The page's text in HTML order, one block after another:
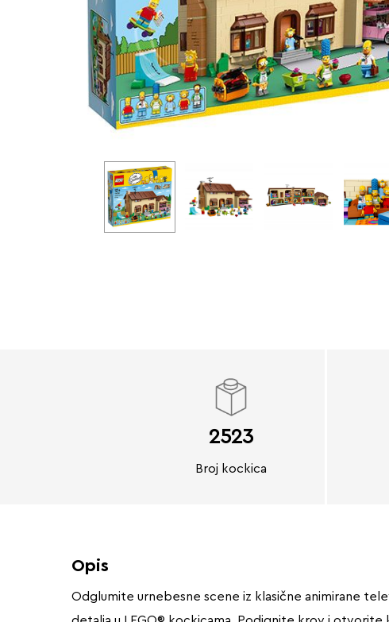
2523
Broj kockica
Opis
Odglumite urnebesne scene iz klasične animirane